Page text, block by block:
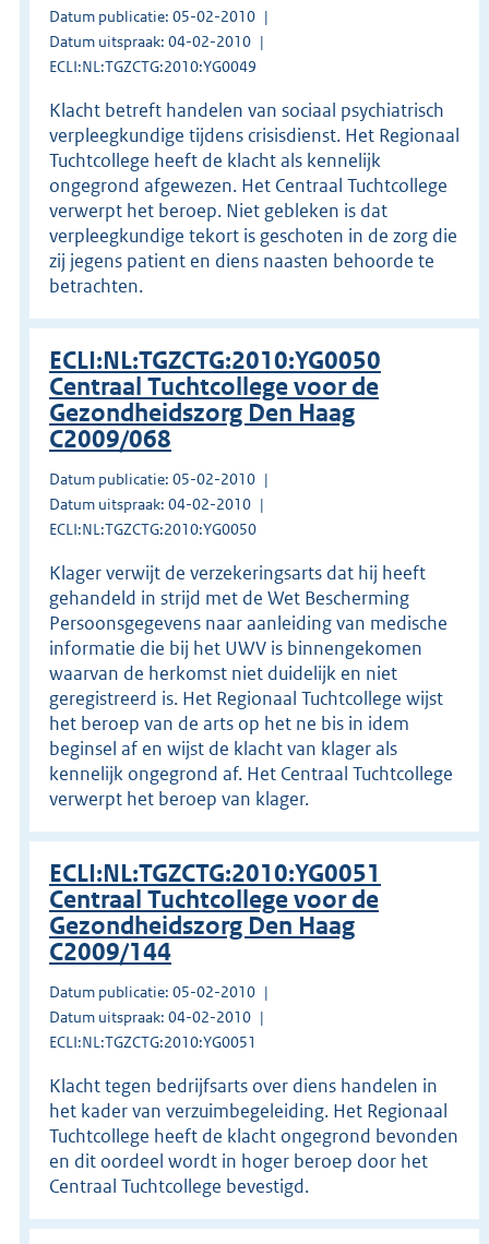
Datum publicatie: 05-02-2010
Datum uitspraak: 04-02-2010
ECLI:NL:TGZCTG:2010:YG0049
Klacht betreft handelen van sociaal psychiatrisch
verpleegkundige tijdens crisisdienst. Het Regionaal
Tuchtcollege heeft de klacht als kennelijk
ongegrond afgewezen. Het Centraal Tuchtcollege
verwerpt het beroep. Niet gebleken is dat
verpleegkundige tekort is geschoten in de zorg die
zij jegens patient en diens naasten behoorde te
betrachten.
ECLI:NL:TGZCTG:2010:YG0050
Centraal Tuchtcollege voor de
Gezondheidszorg Den Haag
C2009/068
Datum publicatie: 05-02-2010
Datum uitspraak: 04-02-2010
ECLI:NL:TGZCTG:2010:YG0050
Klager verwijt de verzekeringsarts dat hij heeft
gehandeld in strijd met de Wet Bescherming
Persoonsgegevens naar aanleiding van medische
informatie die bij het UWV is binnengekomen
waarvan de herkomst niet duidelijk en niet
geregistreerd is. Het Regionaal Tuchtcollege wijst
het beroep van de arts op het ne bis in idem
beginsel af en wijst de klacht van klager als
kennelijk ongegrond af. Het Centraal Tuchtcollege
verwerpt het beroep van klager.
ECLI:NL:TGZCTG:2010:YG0051
Centraal Tuchtcollege voor de
Gezondheidszorg Den Haag
C2009/144
Datum publicatie: 05-02-2010
Datum uitspraak: 04-02-2010
ECLI:NL:TGZCTG:2010:YG0051
Klacht tegen bedrijfsarts over diens handelen in
het kader van verzuimbegeleiding. Het Regionaal
Tuchtcollege heeft de klacht ongegrond bevonden
en dit oordeel wordt in hoger beroep door het
Centraal Tuchtcollege bevestigd.